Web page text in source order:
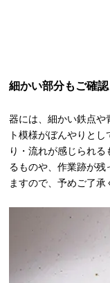
細かい部分もご確
器には、細かい鉄点や
ト模様がぼんやりと
り・流れが感じられ
るものや、作業跡が残
ますので、予めご了承